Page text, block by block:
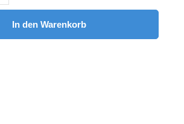
In den Warenkorb